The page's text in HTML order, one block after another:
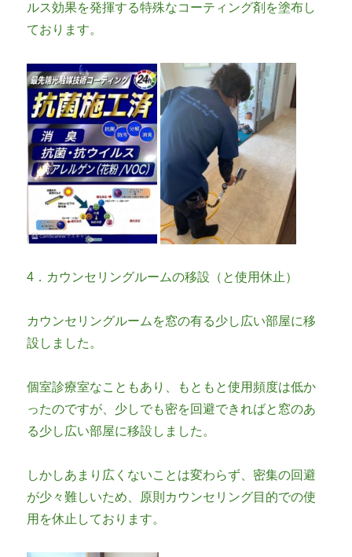
ルス効果を発揮する特殊なコーティング剤を塗布し
ております。
4．カウンセリングルームの移設（と使用休止）
カウンセリングルームを窓の有る少し広い部屋に移
設しました。
個室診療室なこともあり、もともと使用頻度は低か
ったのですが、少しでも密を回避できればと窓のあ
る少し広い部屋に移設しました。
しかしあまり広くないことは変わらず、密集の回避
が少々難しいため、原則カウンセリング目的での使
用を休止しております。